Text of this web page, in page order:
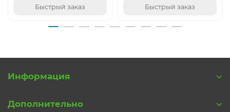
Быстрый заказ Быстрый заказ
Информация
Дополнительно